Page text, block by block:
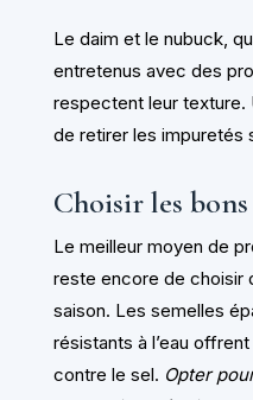
Le daim et le nubuck,
entretenus avec des
respectent leur
de retirer les impuretés
Choisir les
Le meilleur moyen de
reste encore de choisir
saison. Les semelles
résistants à l’eau
contre le sel. Opter